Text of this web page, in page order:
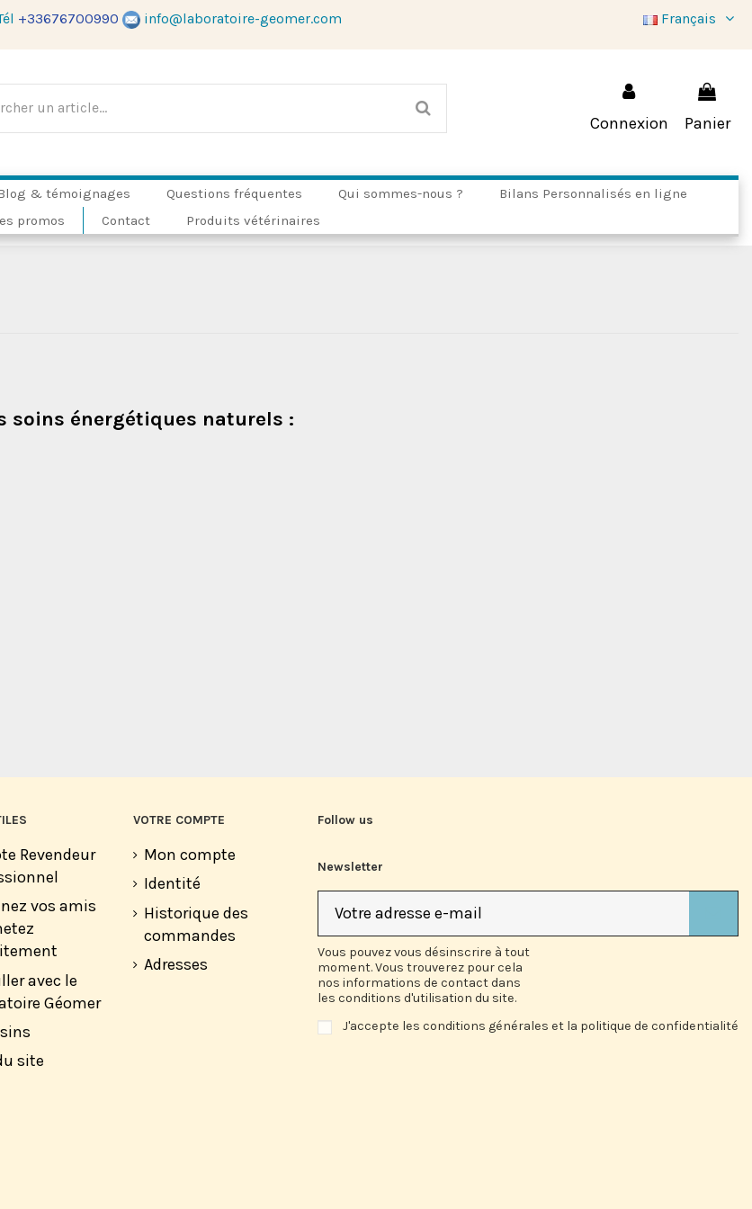
+33676700990 info@laboratoire-geomer.com Français
Connexion Panier
& témoignages Questions fréquentes Qui sommes-nous ?
Bilans Personnalisés en ligne
promos
Contact Produits vétérinaires
soins énergétiques naturels :
Revendeur
vos amis
avec le
Géomer
site
VOTRE COMPTE
Mon compte
Identité
Historique des
commandes
Adresses
Follow us
Newsletter
Vous pouvez vous désinscrire à tout
moment. Vous trouverez pour cela
nos informations de contact dans
les conditions d'utilisation du site.
J'accepte les conditions générales et la politique de confidentialité